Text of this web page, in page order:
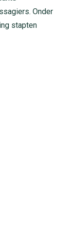
Onder
stapten